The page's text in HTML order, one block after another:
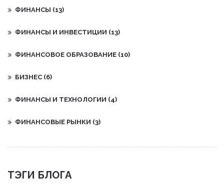
ФИНАНСЫ (13)
ФИНАНСЫ И ИНВЕСТИЦИИ (13)
ФИНАНСОВОЕ ОБРАЗОВАНИЕ (10)
БИЗНЕС (6)
ФИНАНСЫ И ТЕХНОЛОГИИ (4)
ФИНАНСОВЫЕ РЫНКИ (3)
ТЭГИ БЛОГА